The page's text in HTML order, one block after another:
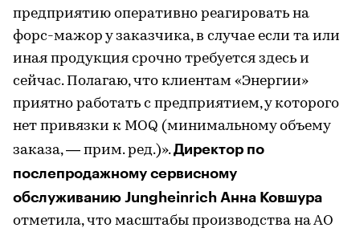
предприятию оперативно реагировать на
форс-мажор у заказчика, в случае если та или
иная продукция срочно требуется здесь и
сейчас. Полагаю, что клиентам «Энергии»
приятно работать с предприятием, у которого
нет привязки к MOQ (минимальному объему
заказа, — прим. ред.)».Директор по
послепродажному сервисному
обслуживанию Jungheinrich Анна Ковшура
отметила, что масштабы производства на АО